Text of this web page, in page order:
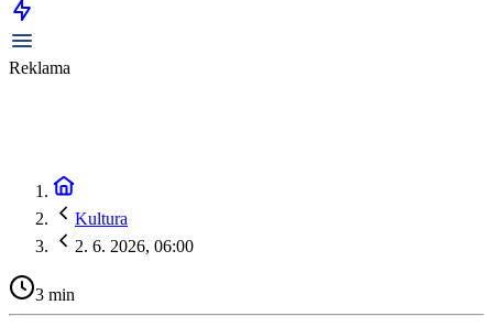
Reklama
Kultura
2. 6. 2026, 06:00
3 min